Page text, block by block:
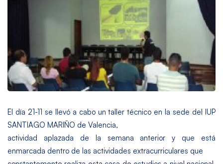
El día 21-11 se llevó a cabo un taller técnico en la sede del IUP
SANTIAGO MARIÑO de Valencia,
actividad aplazada de la semana anterior y que está
enmarcada dentro de las actividades extracurriculares que